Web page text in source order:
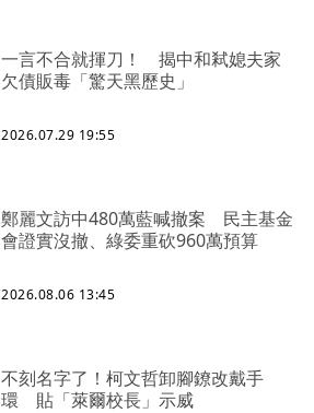
一言不合就揮刀！ 揭中和弒媳夫家
欠債販毒「驚天黑歷史」
2026.07.29 19:55
鄭麗文訪中480萬藍喊撤案 民主基金
會證實沒撤、綠委重砍960萬預算
2026.08.06 13:45
不刻名字了！柯文哲卸腳鐐改戴手
環 貼「萊爾校長」示威